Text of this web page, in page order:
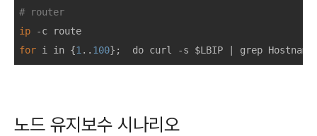
# router
ip
for i in {1 .. 100};  do curl -s $LBIP | grep
노드 유지보수 시나리오